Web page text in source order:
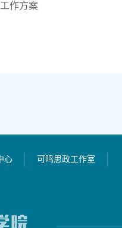
作方案
心 可鸣思政工作室